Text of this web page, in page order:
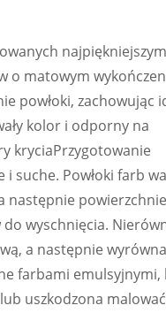
o matowym
powłoki, zachowując
kolor i odporny na
kryciaPrzygotowanie
suche. Powłoki farb
następnie
wyschnięcia.
a następnie
farbami
uszkodzona